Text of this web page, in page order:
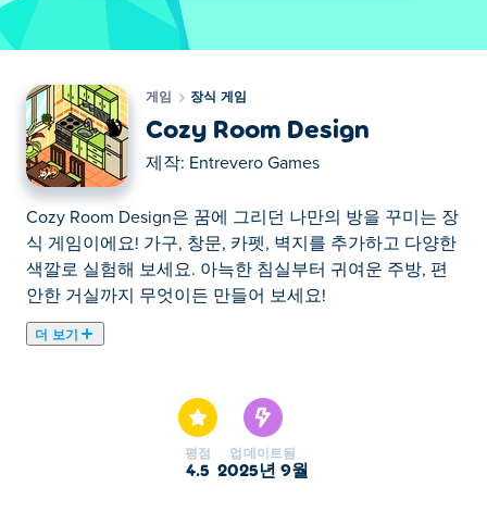
게임 장식 게임
Cozy Room Design
제작: Entrevero Games
Cozy Room Design은 꿈에 그리던 나만의 방을 꾸미는 장
식 게임이에요! 가구, 창문, 카펫, 벽지를 추가하고 다양한
색깔로 실험해 보세요. 아늑한 침실부터 귀여운 주방, 편
안한 거실까지 무엇이든 만들어 보세요!
더 보기
카펫 선택부터 벽지와 창문까지, 원하는 대로 자유롭게 레
이아웃을 디자인할 수 있습니다. 소품들을 배치하고, 완벽
하게 어울리도록 회전하고, 취향에 맞는 색상을 선택하세
평점
4.5
업데이트됨
2025년 9월